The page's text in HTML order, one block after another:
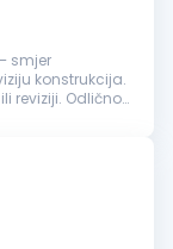
– smjer
konstrukcija.
reviziji. Odlično